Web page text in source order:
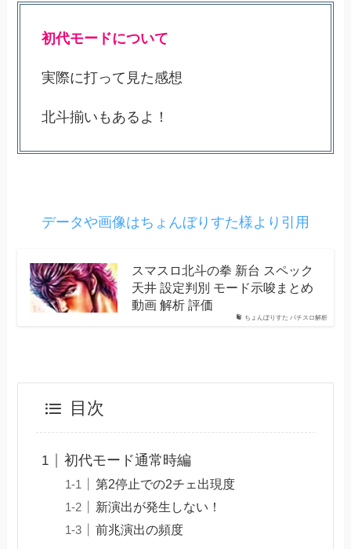
初代モードについて
実際に打って見た感想
北斗揃いもあるよ！
データや画像はちょんぼりすた様より引用
ちょんぼりすた パチスロ解析
スマスロ北斗の拳 新台 スペック
天井 設定判別 モード示唆まとめ
動画 解析 評価
目次
初代モード通常時編
第2停止での2チェ出現度
新演出が発生しない！
前兆演出の頻度